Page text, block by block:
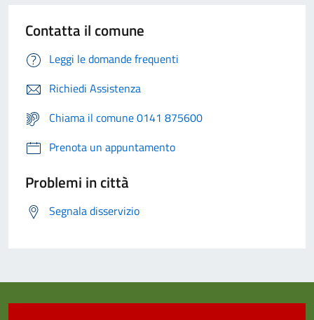
Contatta il comune
Leggi le domande frequenti
Richiedi Assistenza
Chiama il comune 0141 875600
Prenota un appuntamento
Problemi in città
Segnala disservizio